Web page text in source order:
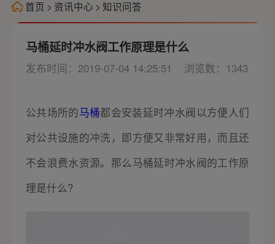
首页 > 资讯中心 > 知识问答
马桶延时冲水阀工作原理是什么
发布时间：2019-07-04 14:25:51 浏览数：1343
公共场所的马桶都会安装延时冲水阀以方便人们
对公共设施的冲洗，即方便又非常好用，而且还
不会浪费水资源。那么马桶延时冲水阀的工作原
理是什么?